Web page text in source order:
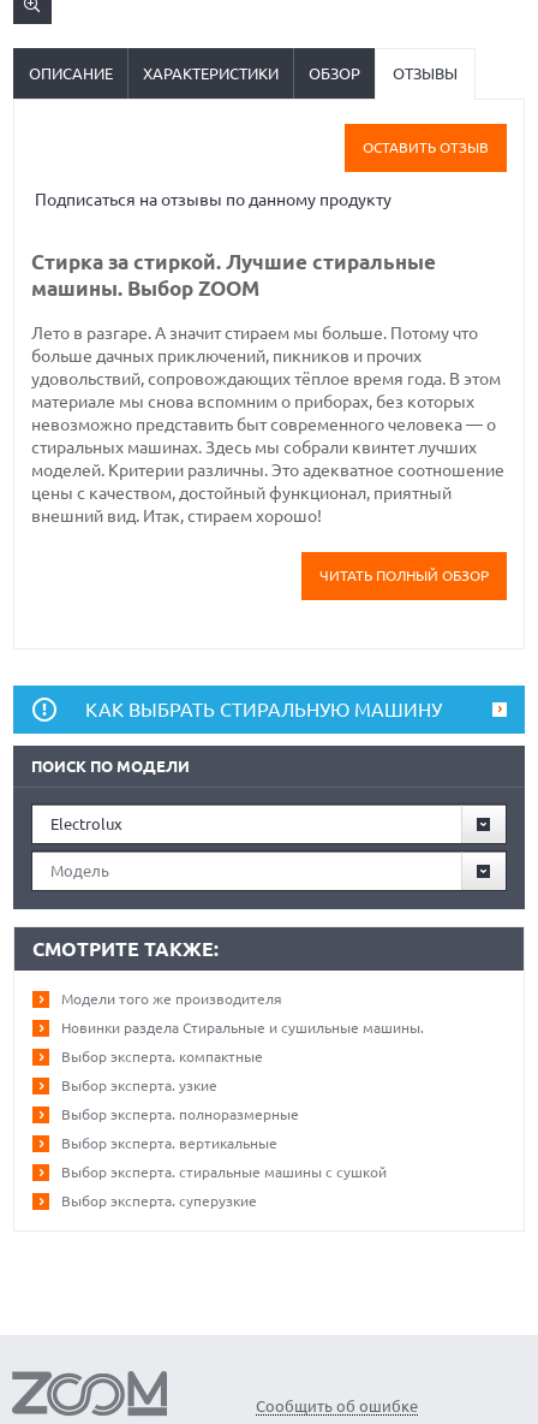
ОПИСАНИЕ ХАРАКТЕРИСТИКИ ОБЗОР ОТЗЫВЫ
ОСТАВИТЬ ОТЗЫВ
Подписаться на отзывы по данному продукту
Стирка за стиркой. Лучшие стиральные
машины. Выбор ZOOM
Лето в разгаре. А значит стираем мы больше. Потому что
больше дачных приключений, пикников и прочих
удовольствий, сопровождающих тёплое время года. В этом
материале мы снова вспомним о приборах, без которых
невозможно представить быт современного человека — о
стиральных машинах. Здесь мы собрали квинтет лучших
моделей. Критерии различны. Это адекватное соотношение
цены с качеством, достойный функционал, приятный
внешний вид. Итак, стираем хорошо!
ЧИТАТЬ ПОЛНЫЙ ОБЗОР
КАК ВЫБРАТЬ СТИРАЛЬНУЮ МАШИНУ
ПОИСК ПО МОДЕЛИ
Electrolux
Модель
СМОТРИТЕ ТАКЖЕ:
Модели того же производителя
Новинки раздела Стиральные и сушильные машины.
Выбор эксперта. компактные
Выбор эксперта. узкие
Выбор эксперта. полноразмерные
Выбор эксперта. вертикальные
Выбор эксперта. стиральные машины с сушкой
Выбор эксперта. суперузкие
Сообщить об ошибке